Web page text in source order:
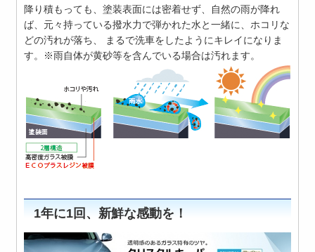
降り積もっても、塗装表面には密着せず、自然の雨が降れ
ば、元々持っている撥水力で弾かれた水と一緒に、ホコリな
どの汚れが落ち、 まるで洗車をしたようにキレイになりま
す。※雨自体が黄砂等を含んでいる場合は汚れます。
1年に1回、新鮮な感動を！